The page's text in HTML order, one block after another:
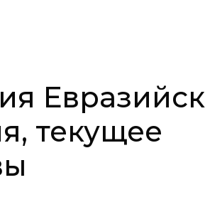
текущее